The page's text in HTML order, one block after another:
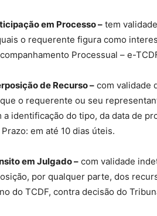
em Processo – tem
o requerente figura como
Processual – e-
de Recurso – com validade
o requerente ou seu
a identificação do tipo, da data de
em até 10 dias úteis.
em Julgado – com validade
por qualquer parte, dos
do TCDF, contra decisão do